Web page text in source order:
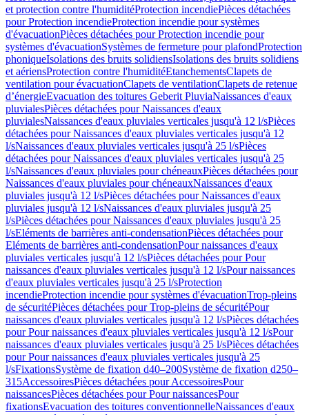
et protection contre l'humiditéProtection incendiePièces détachées
pour Protection incendieProtection incendie pour systèmes
d'évacuationPièces détachées pour Protection incendie pour
systèmes d'évacuationSystèmes de fermeture pour plafondProtection
phoniqueIsolations des bruits solidiensIsolations des bruits solidiens
et aériensProtection contre l'humiditéEtanchementsClapets de
ventilation pour évacuationClapets de ventilationClapets de retenue
d’énergieEvacuation des toitures Geberit PluviaNaissances d'eaux
pluvialesPièces détachées pour Naissances d'eaux
pluvialesNaissances d'eaux pluviales verticales jusqu'à 12 l/sPièces
détachées pour Naissances d'eaux pluviales verticales jusqu'à 12
l/sNaissances d'eaux pluviales verticales jusqu'à 25 l/sPièces
détachées pour Naissances d'eaux pluviales verticales jusqu'à 25
l/sNaissances d'eaux pluviales pour chéneauxPièces détachées pour
Naissances d'eaux pluviales pour chéneauxNaissances d'eaux
pluviales jusqu'à 12 l/sPièces détachées pour Naissances d'eaux
pluviales jusqu'à 12 l/sNaissances d'eaux pluviales jusqu'à 25
l/sPièces détachées pour Naissances d'eaux pluviales jusqu'à 25
l/sEléments de barrières anti-condensationPièces détachées pour
Eléments de barrières anti-condensationPour naissances d'eaux
pluviales verticales jusqu'à 12 l/sPièces détachées pour Pour
naissances d'eaux pluviales verticales jusqu'à 12 l/sPour naissances
d'eaux pluviales verticales jusqu'à 25 l/sProtection
incendieProtection incendie pour systèmes d'évacuationTrop-pleins
de sécuritéPièces détachées pour Trop-pleins de sécuritéPour
naissances d'eaux pluviales verticales jusqu'à 12 l/sPièces détachées
pour Pour naissances d'eaux pluviales verticales jusqu'à 12 l/sPour
naissances d'eaux pluviales verticales jusqu'à 25 l/sPièces détachées
pour Pour naissances d'eaux pluviales verticales jusqu'à 25
l/sFixationsSystème de fixation d40–200Système de fixation d250–
315AccessoiresPièces détachées pour AccessoiresPour
naissancesPièces détachées pour Pour naissancesPour
fixationsEvacuation des toitures conventionnelleNaissances d'eaux